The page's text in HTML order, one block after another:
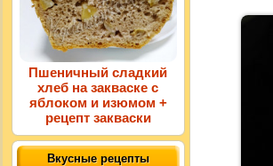
Пшеничный сладкий
хлеб на закваске с
яблоком и изюмом +
рецепт закваски
Вкусные рецепты